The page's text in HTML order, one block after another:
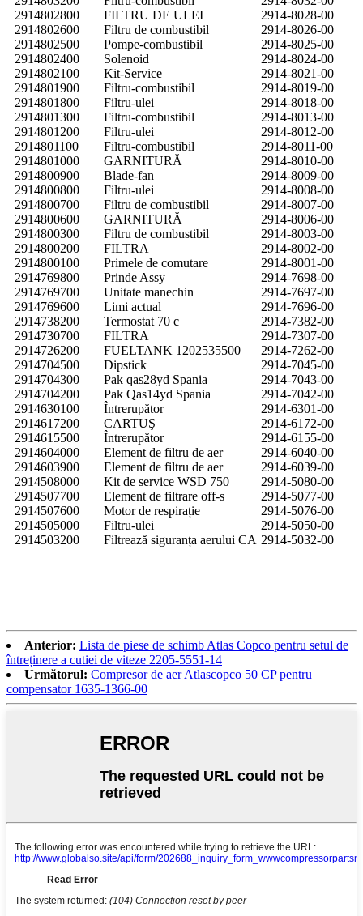
2914802800
FILTRU DE ULEI
2914-8028-00
2914802600
Filtru de combustibil
2914-8026-00
2914802500
Pompe-combustibil
2914-8025-00
2914802400
Solenoid
2914-8024-00
2914802100
Kit-Service
2914-8021-00
2914801900
Filtru-combustibil
2914-8019-00
2914801800
Filtru-ulei
2914-8018-00
2914801300
Filtru-combustibil
2914-8013-00
2914801200
Filtru-ulei
2914-8012-00
2914801100
Filtru-combustibil
2914-8011-00
2914801000
GARNITURĂ
2914-8010-00
2914800900
Blade-fan
2914-8009-00
2914800800
Filtru-ulei
2914-8008-00
2914800700
Filtru de combustibil
2914-8007-00
2914800600
GARNITURĂ
2914-8006-00
2914800300
Filtru de combustibil
2914-8003-00
2914800200
FILTRA
2914-8002-00
2914800100
Primele de comutare
2914-8001-00
2914769800
Prinde Assy
2914-7698-00
2914769700
Unitate manechin
2914-7697-00
2914769600
Limi actual
2914-7696-00
2914738200
Termostat 70 c
2914-7382-00
2914730700
FILTRA
2914-7307-00
2914726200
FUELTANK 1202535500
2914-7262-00
2914704500
Dipstick
2914-7045-00
2914704300
Pak qas28yd Spania
2914-7043-00
2914704200
Pak Qas14yd Spania
2914-7042-00
2914630100
Întrerupător
2914-6301-00
2914617200
CARTUŞ
2914-6172-00
2914615500
Întrerupător
2914-6155-00
2914604000
Element de filtru de aer
2914-6040-00
2914603900
Element de filtru de aer
2914-6039-00
2914508000
Kit de service WSD 750
2914-5080-00
2914507700
Element de filtrare off-s
2914-5077-00
2914507600
Motor de respirație
2914-5076-00
2914505000
Filtru-ulei
2914-5050-00
2914503200
Filtrează siguranța aerului CA 2914-5032-00
Anterior: Lista de piese de schimb Atlas Copco pentru setul de
întreținere a cutiei de viteze 2205-5551-14
Următorul: Compresor de aer Atlascopco 50 CP pentru
compensator 1635-1366-00